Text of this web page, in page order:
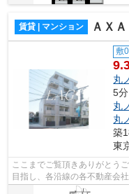
賃貸 | マンション ＡＸ
敷0
丸
5分
丸
丸
築
東
ここまでご覧頂きありがとう
目指し、各沿線の各不動産会
様へ提供しております！最新